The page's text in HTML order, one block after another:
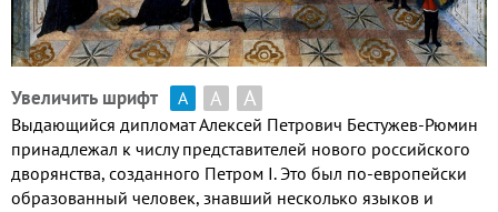
Увеличить шрифт А А А
Выдающийся дипломат Алексей Петрович Бестужев-Рюмин
принадлежал к числу представителей нового российского
дворянства, созданного Петром I. Это был по-европейски
образованный человек, знавший несколько языков и